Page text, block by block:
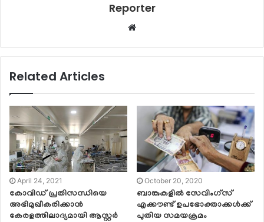
Reporter
Website
Related Articles
April 24, 2021
കോവിഡ് പ്രതിസന്ധിയെ
അഭിമുഖീകരിക്കാന്‍
കേരളത്തിലാദ്യമായി ആസ്റ്റര്‍
October 20, 2020
ബാങ്കുകളില്‍ സേവിംഗ്‌സ്
എക്കൗണ്ട് ഉപഭോക്താക്കള്‍ക്ക്
പുതിയ സമയക്രമം